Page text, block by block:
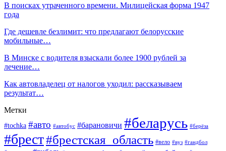
В поисках утраченного времени. Милицейская форма 1947
года
Где дешевле безлимит: что предлагают белорусские
мобильные…
В Минске с водителя взыскали более 1900 рублей за
лечение…
Как автовладелец от налогов уходил: рассказываем
результат…
Метки
#tochka #авто #автобус #барановичи #беларусь #берёза
#брест#брестская_область #вело #вуз #гандбол